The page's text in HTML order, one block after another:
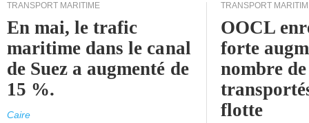
TRANSPORT MARITIME
En mai, le trafic
maritime dans le canal
de Suez a augmenté de
15 %.
Caire
TRANSPORT
OOCL
forte
nombre
flotte